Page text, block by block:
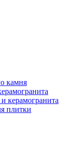
камня
керамогранита
плитки